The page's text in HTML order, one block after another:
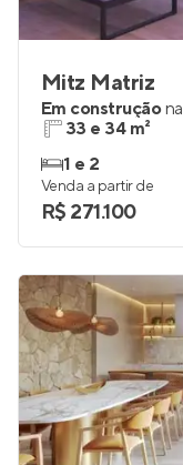
Mitz Matriz
Em construçãona
33 e 34 m²
1 e 2
Venda a partir de
R$ 271.100